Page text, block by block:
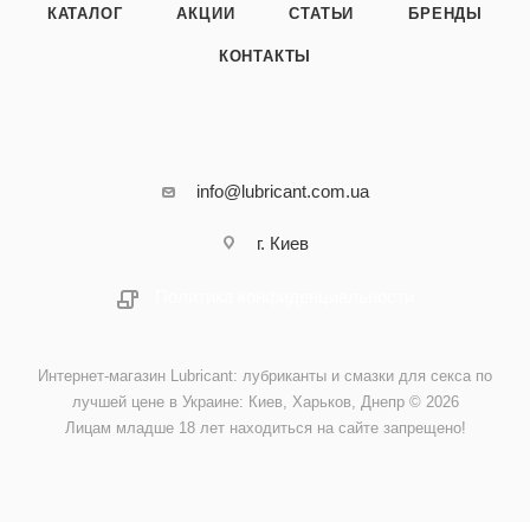
КАТАЛОГ АКЦИИ СТАТЬИ БРЕНДЫ
КОНТАКТЫ
info@lubricant.com.ua
г. Киев
Интернет-магазин Lubricant: лубриканты и смазки для секса по
лучшей цене в Украине: Киев, Харьков, Днепр © 2026
Лицам младше 18 лет находиться на сайте запрещено!